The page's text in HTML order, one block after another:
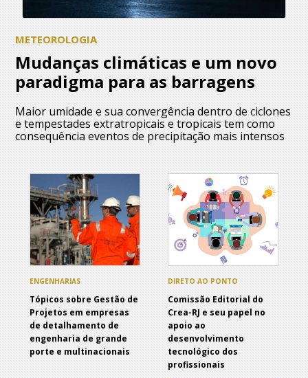
METEOROLOGIA
Mudanças climáticas e um novo
paradigma para as barragens
Maior umidade e sua convergência dentro de ciclones
e tempestades extratropicais e tropicais tem como
consequência eventos de precipitação mais intensos
ENGENHARIAS
Tópicos sobre Gestão de
Projetos em empresas
de detalhamento de
engenharia de grande
porte e multinacionais
DIRETO AO PONTO
Comissão Editorial do
Crea-RJ e seu papel no
apoio ao
desenvolvimento
tecnológico dos
profissionais